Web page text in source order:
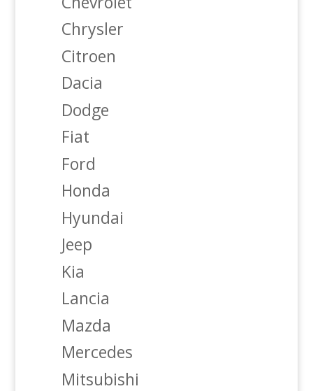
Chrysler
Citroen
Dacia
Dodge
Fiat
Ford
Honda
Hyundai
Jeep
Kia
Lancia
Mazda
Mercedes
Mitsubishi